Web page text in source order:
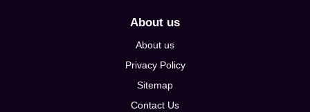
About us
About us
Privacy Policy
Sitemap
Contact Us